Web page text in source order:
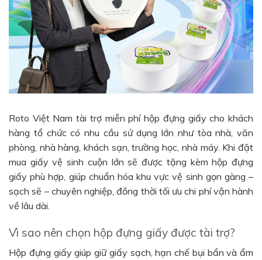
Roto Việt Nam tài trợ miễn phí hộp đựng giấy cho khách
hàng tổ chức có nhu cầu sử dụng lớn như tòa nhà, văn
phòng, nhà hàng, khách sạn, trường học, nhà máy. Khi đặt
mua giấy vệ sinh cuộn lớn sẽ được tặng kèm hộp đựng
giấy phù hợp, giúp chuẩn hóa khu vực vệ sinh gọn gàng –
sạch sẽ – chuyên nghiệp, đồng thời tối ưu chi phí vận hành
về lâu dài.
Vì sao nên chọn hộp đựng giấy được tài trợ?
Hộp đựng giấy giúp giữ giấy sạch, hạn chế bụi bẩn và ẩm